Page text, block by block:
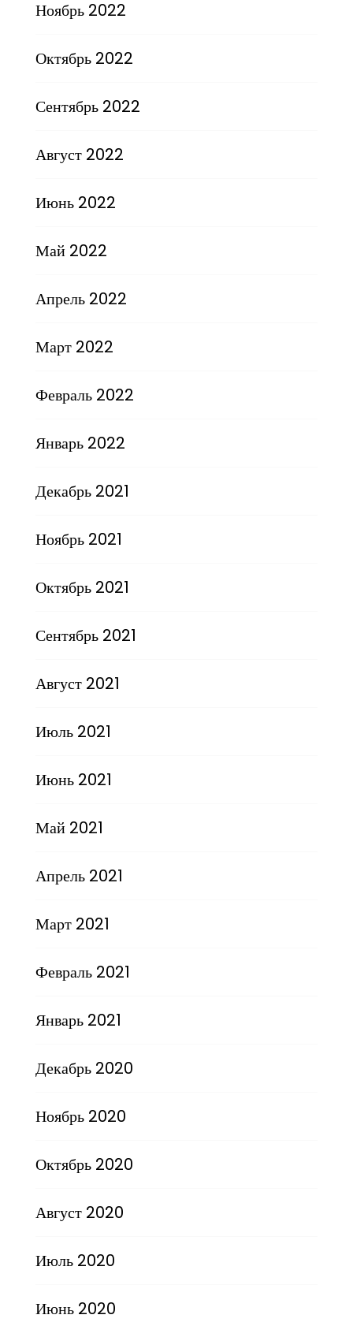
Ноябрь 2022
Октябрь 2022
Сентябрь 2022
Август 2022
Июнь 2022
Май 2022
Апрель 2022
Март 2022
Февраль 2022
Январь 2022
Декабрь 2021
Ноябрь 2021
Октябрь 2021
Сентябрь 2021
Август 2021
Июль 2021
Июнь 2021
Май 2021
Апрель 2021
Март 2021
Февраль 2021
Январь 2021
Декабрь 2020
Ноябрь 2020
Октябрь 2020
Август 2020
Июль 2020
Июнь 2020